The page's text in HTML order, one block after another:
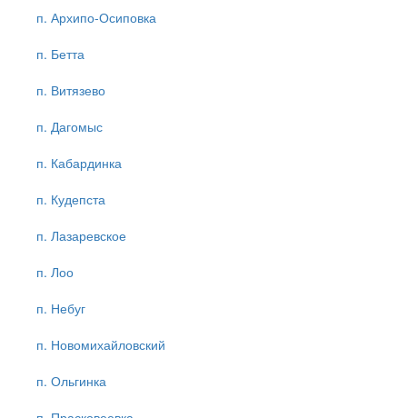
п. Архипо-Осиповка
п. Бетта
п. Витязево
п. Дагомыс
п. Кабардинка
п. Кудепста
п. Лазаревское
п. Лоо
п. Небуг
п. Новомихайловский
п. Ольгинка